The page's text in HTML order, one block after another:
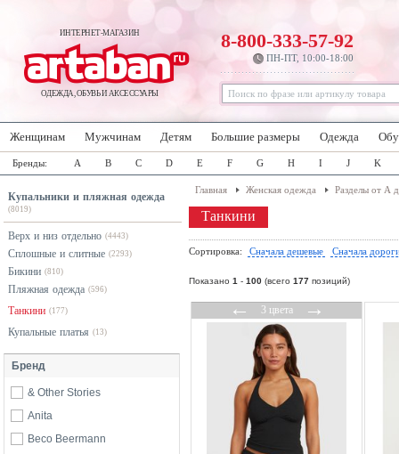
ИНТЕРНЕТ-МАГАЗИН
ОДЕЖДА, ОБУВЬ И АКСЕССУАРЫ
8-800-333-57-92
ПН-ПТ, 10:00-18:00
Женщинам Мужчинам Детям Большие размеры Одежда
Бренды: A B C D E F G H I J K
Купальники и пляжная одежда
(8019)
Верх и низ отдельно (4443)
Сплошные и слитные (2293)
Бикини (810)
Пляжная одежда (596)
Танкини (177)
Купальные платья (13)
Бренд
& Other Stories
Anita
Beco Beermann
Главная Женская одежда Разделы от А
Танкини
Сортировка: Сначала дешевые Сначала
Показано 1 - 100 (всего 177 позиций)
←3 цвета→